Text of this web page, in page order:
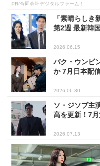
PR(合同会社デジタルファーム )
「素晴らしき
第2週 最新韓
2026.06.15
パク・ウンビ
か 7月日本配
2026.06.30
ソ・ジソブ主
高を更新！7
2026.07.13